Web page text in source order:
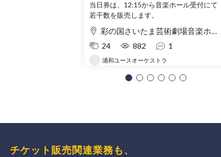
当日券は、12:15から音楽ホール受付にて
若干数を販売します。
彩の国さいたま芸術劇場音楽ホール
24
882 1
浦和ユースオーケストラ
チケット販売関連業務も、